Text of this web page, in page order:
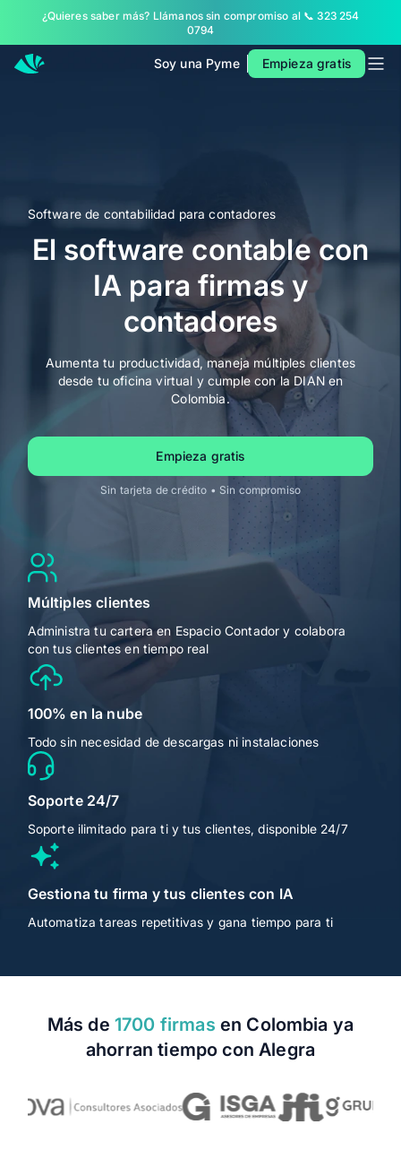
¿Quieres saber más? Llámanos sin compromiso al 📞 323 254
0794
Soy una Pyme Empieza gratis
Inicio
Planes
MÁS SOLUCIONES PARA TU NEGOCIO
Facturación
Contabilidad
PARA CONTADORES
Alegra para Contadores
Software de contabilidad para contadores
El software contable con
IA para firmas y
contadores
Aumenta tu productividad, maneja múltiples clientes
desde tu oficina virtual y cumple con la DIAN en
Colombia.
Empieza gratis
Sin tarjeta de crédito • Sin compromiso
Múltiples clientes
Administra tu cartera en Espacio Contador y colabora
con tus clientes en tiempo real
100% en la nube
Todo sin necesidad de descargas ni instalaciones
Soporte 24/7
Soporte ilimitado para ti y tus clientes, disponible 24/7
Gestiona tu firma y tus clientes con IA
Automatiza tareas repetitivas y gana tiempo para ti
Más de 1700 firmas en Colombia ya
ahorran tiempo con Alegra